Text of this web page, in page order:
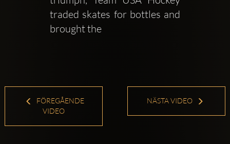
traded skates for bottles and
brought the
FÖREGÅENDE
VIDEO
NÄSTA VIDEO